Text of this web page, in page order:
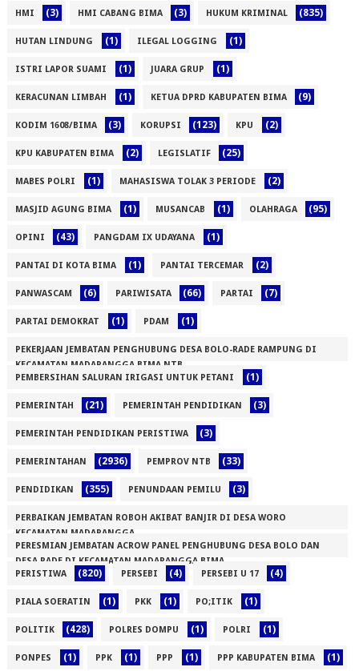
HMI (3) HMI CABANG BIMA (3) HUKUM KRIMINAL (835)
HUTAN LINDUNG (1) ILEGAL LOGGING (1)
ISTRI LAPOR SUAMI (1) JUARA GRUP (1)
KERACUNAN LIMBAH (1) KETUA DPRD KABUPATEN BIMA (9)
KODIM 1608/BIMA (3) KORUPSI (123) KPU (2)
KPU KABUPATEN BIMA (2) LEGISLATIF (25)
MABES POLRI (1) MAHASISWA TOLAK 3 PERIODE (2)
MASJID AGUNG BIMA (1) MUSANCAB (1) OLAHRAGA (95)
OPINI (43) PANGDAM IX UDAYANA (1)
PANTAI DI KOTA BIMA (1) PANTAI TERCEMAR (2)
PANWASCAM (6) PARIWISATA (66) PARTAI (7)
PARTAI DEMOKRAT (1) PDAM (1)
PEKERJAAN JEMBATAN PENGHUBUNG DESA BOLO-RADE RAMPUNG DI
KECAMATAN MADAPANGGA BIMA NTB
(1)PEMBERSIHAN SALURAN IRIGASI UNTUK PETANI (1)
PEMERINTAH (21) PEMERINTAH PENDIDIKAN (3)
PEMERINTAH PENDIDIKAN PERISTIWA (3)
PEMERINTAHAN (2936) PEMPROV NTB (33)
PENDIDIKAN (355) PENUNDAAN PEMILU (3)
PERBAIKAN JEMBATAN ROBOH AKIBAT BANJIR DI DESA WORO
KECAMATAN MADAPANGGA
(1)PERESMIAN JEMBATAN ACROW PANEL PENGHUBUNG DESA BOLO DAN
DESA RADE DI KECAMATAN MADAPANGGA BIMA
(1)PERISTIWA (820) PERSEBI (4) PERSEBI U 17 (4)
PIALA SOERATIN (1) PKK (1) PO;ITIK (1)
POLITIK (428) POLRES DOMPU (1) POLRI (1)
PONPES (1) PPK (1) PPP (1) PPP KABUPATEN BIMA (1)